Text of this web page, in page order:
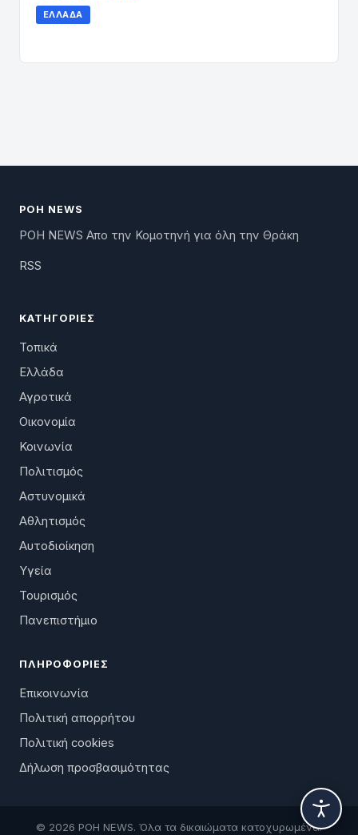
ΕΛΛΆΔΑ
ΡΟΗ NEWS
ΡΟΗ NEWS Απο την Κομοτηνή για όλη την Θράκη
RSS
ΚΑΤΗΓΟΡΊΕΣ
Τοπικά
Ελλάδα
Αγροτικά
Οικονομία
Κοινωνία
Πολιτισμός
Αστυνομικά
Αθλητισμός
Αυτοδιοίκηση
Υγεία
Τουρισμός
Πανεπιστήμιο
ΠΛΗΡΟΦΟΡΊΕΣ
Επικοινωνία
Πολιτική απορρήτου
Πολιτική cookies
Δήλωση προσβασιμότητας
© 2026 ΡΟΗ NEWS. Όλα τα δικαιώματα κατοχυρωμένα.